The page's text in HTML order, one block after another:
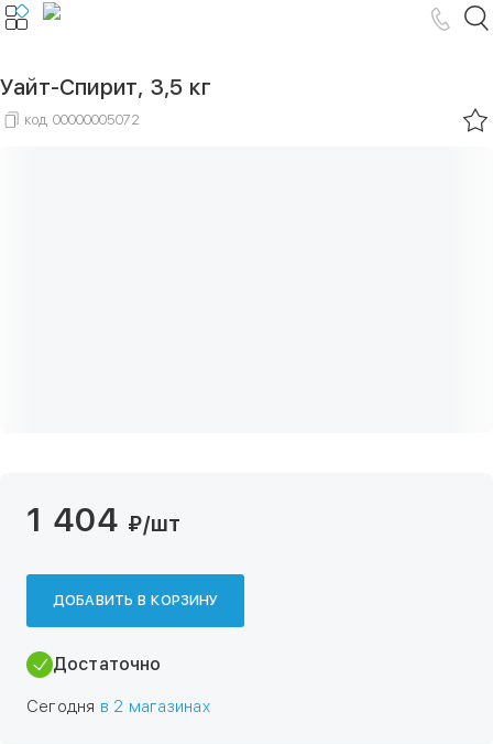
Уайт-Спирит, 3,5 кг
код 00000005072
1 404 ₽/шт
ДОБАВИТЬ В КОРЗИНУ
Достаточно
Сегодня в 2 магазинах